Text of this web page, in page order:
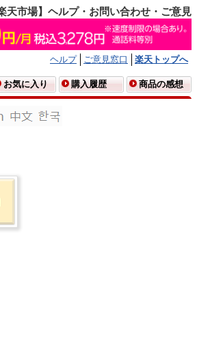
楽天市場】ヘルプ・お問い合わせ・ご意見
ヘルプ ご意見窓口
楽天トップへ
お気に入り 購入履歴 商品の感想